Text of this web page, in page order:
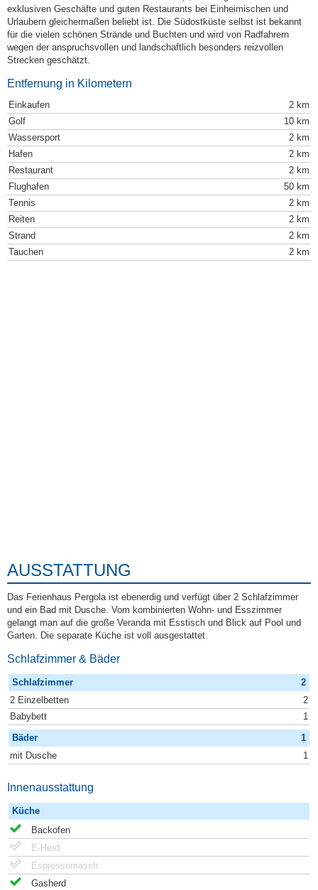
exklusiven Geschäfte und guten Restaurants bei Einheimischen und
Urlaubern gleichermaßen beliebt ist. Die Südostküste selbst ist bekannt
für die vielen schönen Strände und Buchten und wird von Radfahrern
wegen der anspruchsvollen und landschaftlich besonders reizvollen
Strecken geschätzt.
Entfernung in Kilometern
Einkaufen
2 km
Golf
10 km
Wassersport
2 km
Hafen
2 km
Restaurant
2 km
Flughafen
50 km
Tennis
2 km
Reiten
2 km
Strand
2 km
Tauchen
2 km
AUSSTATTUNG
Das Ferienhaus Pergola ist ebenerdig und verfügt über 2 Schlafzimmer
und ein Bad mit Dusche. Vom kombinierten Wohn- und Esszimmer
gelangt man auf die große Veranda mit Esstisch und Blick auf Pool und
Garten. Die separate Küche ist voll ausgestattet.
Schlafzimmer & Bäder
Schlafzimmer
2
2 Einzelbetten
2
Babybett
1
Bäder
1
mit Dusche
1
Innenausstattung
Küche
Backofen
E-Herd
Espressomasch.
Gasherd